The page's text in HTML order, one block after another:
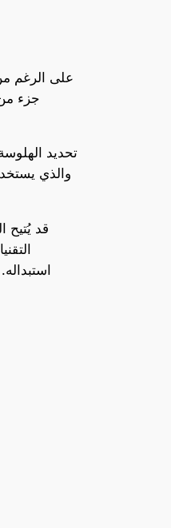
على الرغم
جزء من
قد يُتيح